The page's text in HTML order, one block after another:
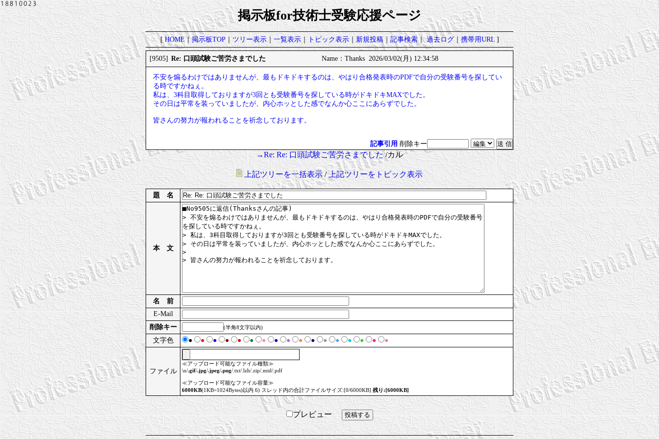
掲示板for技術士受験応援ページ
[HOME｜掲示板TOP｜ツリー表示｜一覧表示｜トピック表示｜新規投稿｜記事検索｜過去ログ｜携帯用URL]
[9505] Re: 口頭試験ご苦労さまでした Name：Thanks 2026/03/02(月) 12:34:58
不安を煽るわけではありませんが、最もドキドキするのは、やはり合格発表時のPDFで自分の受験番号を探してい
る時ですかねぇ。
私は、3科目取得しておりますが3回とも受験番号を探している時がドキドキMAXでした。
その日は平常を装っていましたが、内心ホッとした感でなんか心ここにあらずでした。
皆さんの努力が報われることを祈念しております。
記事引用 削除キー
→Re: Re: 口頭試験ご苦労さまでした/カル
上記ツリーを一括表示/上記ツリーをトピック表示
題 名
本 文
名 前
E-Mail
削除キー
(半角8文字以内)
文字色 ● ● ● ● ● ● ● ● ● ● ● ● ● ● ● ● ●
ファイル
≪アップロード可能なファイル種類≫
\n/.gif/.jpg/.jpeg/.png/.txt/.lzh/.zip/.mid/.pdf
≪アップロード可能なファイル容量≫
6000KB(1KB=1024Bytes)以内 6) スレッド内の合計ファイルサイズ:[0/6000KB] 残り:[6000KB]
プレビュー